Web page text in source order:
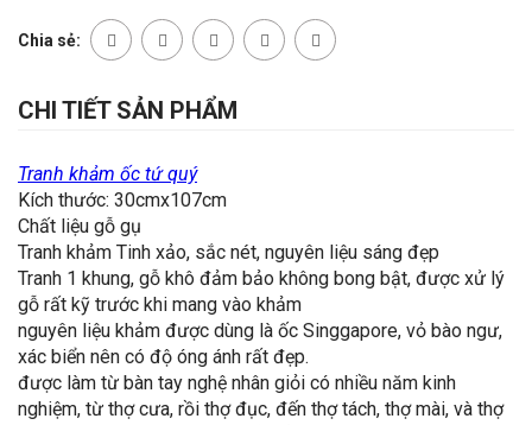
Chia sẻ:
CHI TIẾT SẢN PHẨM
Tranh khảm ốc tứ quý
Kích thước: 30cmx107cm
Chất liệu gỗ gụ
Tranh khảm Tinh xảo, sắc nét, nguyên liệu sáng đẹp
Tranh 1 khung, gỗ khô đảm bảo không bong bật, được xử lý
gỗ rất kỹ trước khi mang vào khảm
nguyên liệu khảm được dùng là ốc Singgapore, vỏ bào ngư,
xác biển nên có độ óng ánh rất đẹp.
được làm từ bàn tay nghệ nhân giỏi có nhiều năm kinh
nghiệm, từ thợ cưa, rồi thợ đục, đến thợ tách, thợ mài, và thợ